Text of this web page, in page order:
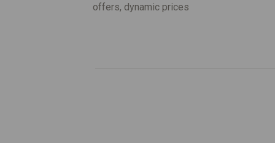
offers, dynamic prices